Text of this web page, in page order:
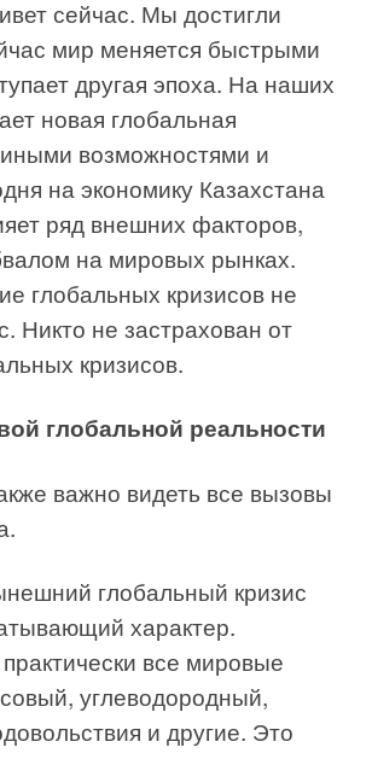
сейчас. Мы достигли
мир меняется быстрыми
другая эпоха. На наших
новая глобальная
возможностями и
на экономику Казахстана
ряд внешних факторов,
на мировых рынках.
глобальных кризисов не
Никто не застрахован от
кризисов.
глобальной реальности
важно видеть все вызовы
глобальный кризис
характер.
все мировые
углеводородный,
и другие. Это